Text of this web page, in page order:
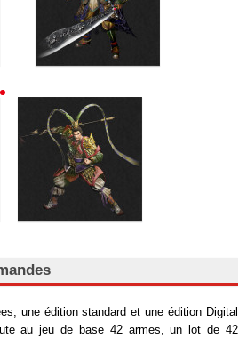
une édition standard et une édition Digital
au jeu de base 42 armes, un lot de 42